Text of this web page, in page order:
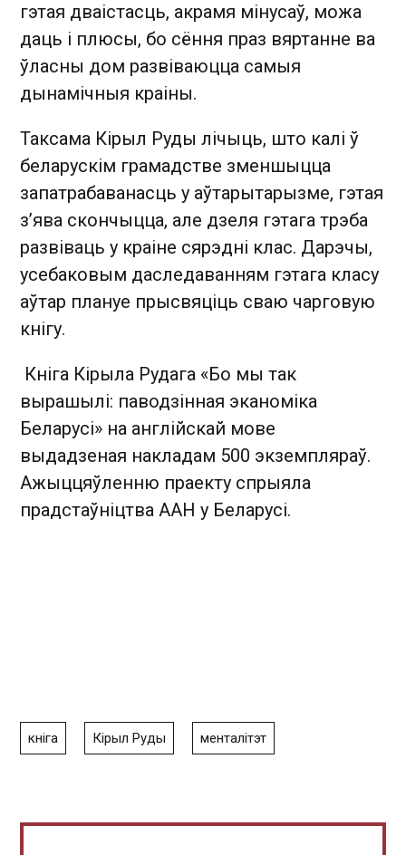
гэтая дваістасць, акрамя мінусаў, можа
даць і плюсы, бо сёння праз вяртанне ва
ўласны дом развіваюцца самыя
дынамічныя краіны.
Таксама Кірыл Руды лічыць, што калі ў
беларускім грамадстве зменшыцца
запатрабаванасць у аўтарытарызме, гэтая
з’ява скончыцца, але дзеля гэтага трэба
развіваць у краіне сярэдні клас. Дарэчы,
усебаковым даследаванням гэтага класу
аўтар плануе прысвяціць сваю чарговую
кнігу.
Кніга Кірыла Рудага «Бо мы так
вырашылі: паводзінная эканоміка
Беларусі» на англійскай мове
выдадзеная накладам 500 экземпляраў.
Ажыццяўленню праекту спрыяла
прадстаўніцтва ААН у Беларусі.
кніга Кірыл Руды менталітэт